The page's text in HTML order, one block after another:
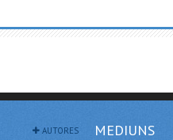
AUTORES MEDIUNS